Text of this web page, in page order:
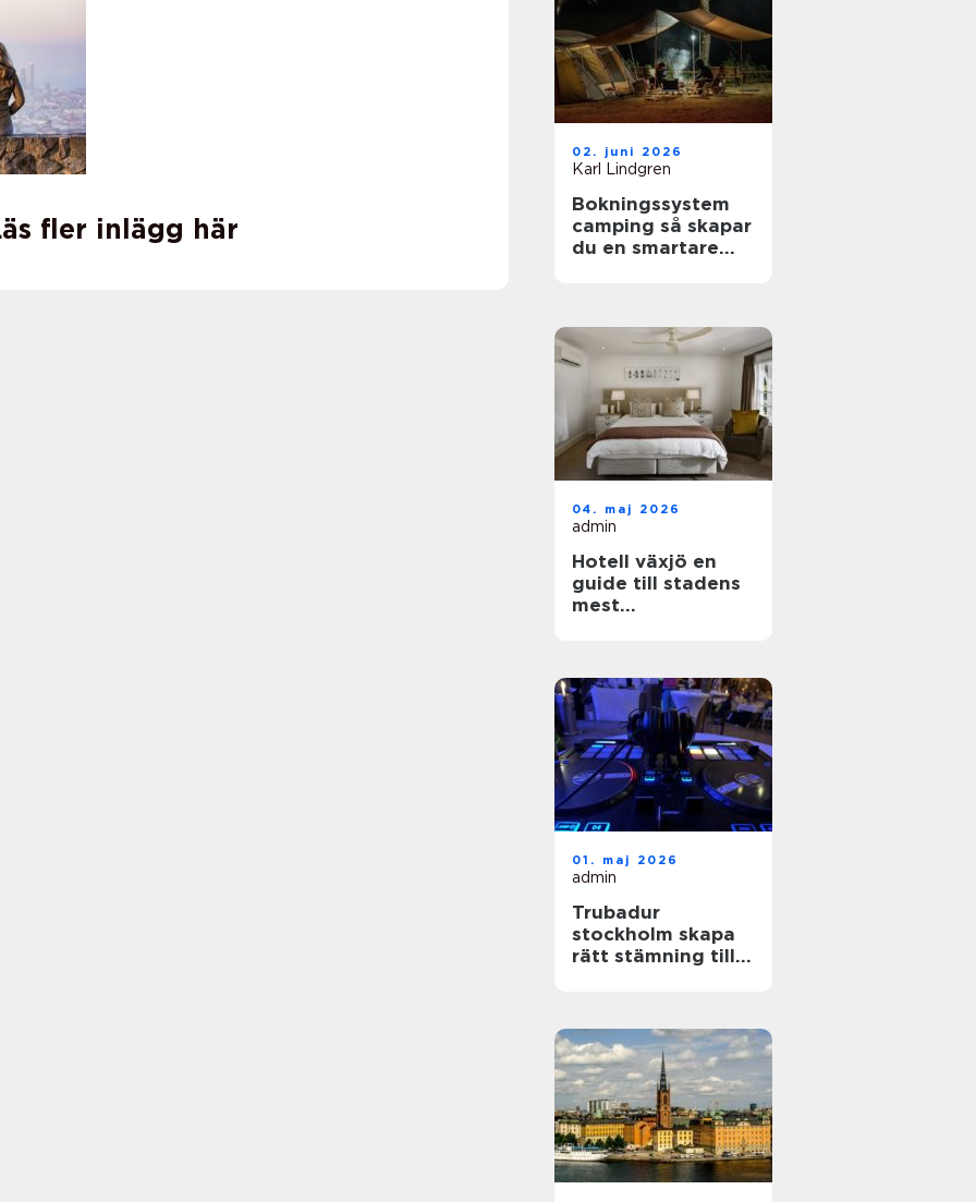
fler inlägg här
02. juni 2026
Karl Lindgren
Bokningssystem
camping så skapar
du en smartare
04. maj 2026
admin
Hotell växjö en
guide till stadens
mest
01. maj 2026
admin
Trubadur
stockholm skapa
rätt stämning till